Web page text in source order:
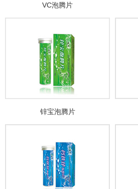
VC泡腾片
锌宝泡腾片